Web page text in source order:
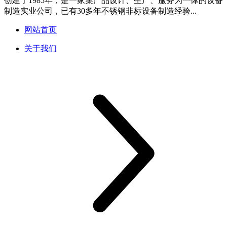
制造实业公司，已有30多年不锈钢非标设备制造经验...
网站首页
关于我们